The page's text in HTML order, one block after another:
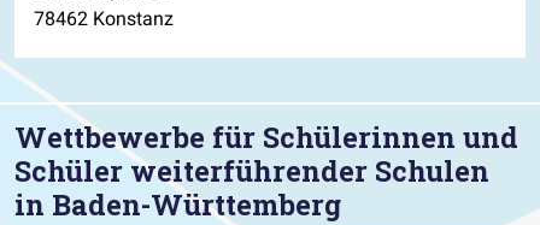
78462 Konstanz
Wettbewerbe für Schülerinnen und
Schüler weiterführender Schulen
in Baden-Württemberg